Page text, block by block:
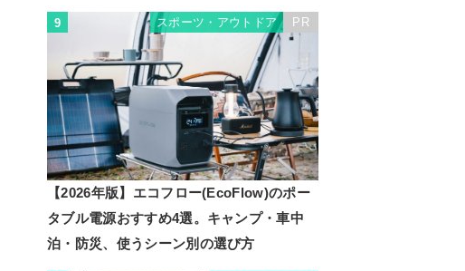
9 スポーツ・アウトドア PR
【2026年版】エコフロー(EcoFlow)のポー
タブル電源おすすめ4選。キャンプ・車中
泊・防災、使うシーン別の選び方